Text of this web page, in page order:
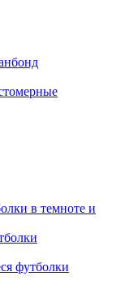
в темноте и
футболки